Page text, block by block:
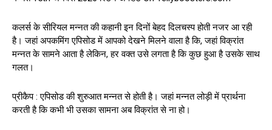
कलर्स के सीरियल मन्नत की कहानी इन दिनों बेहद दिलचस्प होती नजर आ रही
है। जहां अपकमिंग एपिसोड में आपको देखने मिलने वाला है कि, जहां विक्रांत
मन्नत के सामने आता है लेकिन, हर वक्त उसे लगता है कि कुछ हुआ है उसके साथ
गलत।
प्रीकैप : एपिसोड की शुरुआत मन्नत से होती है। जहां मन्नत लोड़ी में प्रार्थना
करती है कि कभी भी उसका सामना अब विक्रांत से ना हो।